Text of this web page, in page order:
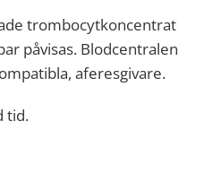
trombocytkoncentrat
påvisas. Blodcentralen
aferesgivare.
tid.